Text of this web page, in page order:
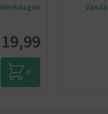
Werkdagen
19,99